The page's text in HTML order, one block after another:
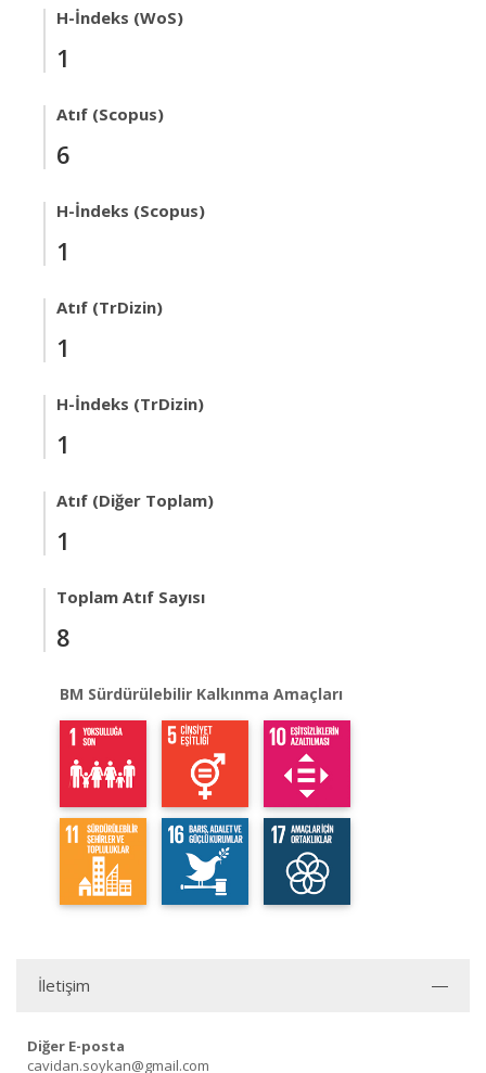
H-İndeks (WoS)
1
Atıf (Scopus)
6
H-İndeks (Scopus)
1
Atıf (TrDizin)
1
H-İndeks (TrDizin)
1
Atıf (Diğer Toplam)
1
Toplam Atıf Sayısı
8
BM Sürdürülebilir Kalkınma Amaçları
İletişim
Diğer E-posta
cavidan.soykan@gmail.com